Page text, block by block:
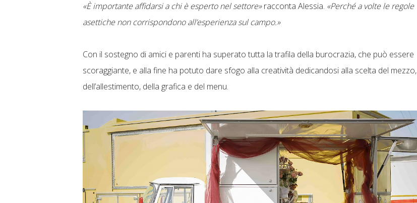
«È importante affidarsi a chi è esperto nel settore»racconta Alessia. «Perché a volte le regole
asettiche non corrispondono all’esperienza sul campo.»
Con il sostegno di amici e parenti ha superato tutta la trafila della burocrazia, che può essere
scoraggiante, e alla fine ha potuto dare sfogo alla creatività dedicandosi alla scelta del mezzo,
dell’allestimento, della grafica e del menu.